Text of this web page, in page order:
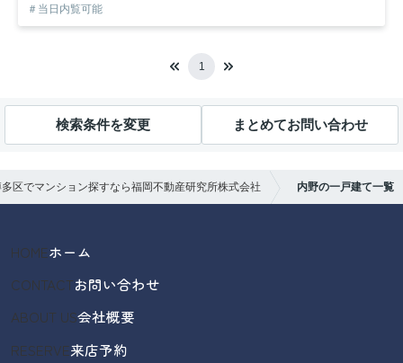
＃当日内覧可能
1
検索条件を変更 まとめてお問い合わせ
区でマンション探すなら福岡不動産研究所株式会社 内野の一戸建て一覧
HOMEホーム
CONTACTお問い合わせ
ABOUT US会社概要
RESERVE来店予約